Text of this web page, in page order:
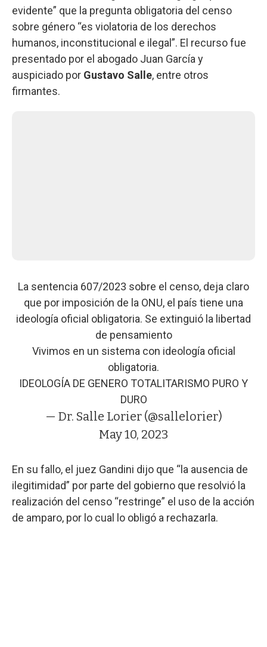
evidente” que la pregunta obligatoria del censo
sobre género “es violatoria de los derechos
humanos, inconstitucional e ilegal”. El recurso fue
presentado por el abogado Juan García y
auspiciado por Gustavo Salle, entre otros
firmantes.
La sentencia 607/2023 sobre el censo, deja claro
que por imposición de la ONU, el país tiene una
ideología oficial obligatoria. Se extinguió la libertad
de pensamiento
Vivimos en un sistema con ideología oficial
obligatoria.
IDEOLOGÍA DE GENERO TOTALITARISMO PURO Y
DURO
— Dr. Salle Lorier (@sallelorier)
May 10, 2023
En su fallo, el juez Gandini dijo que “la ausencia de
ilegitimidad” por parte del gobierno que resolvió la
realización del censo “restringe” el uso de la acción
de amparo, por lo cual lo obligó a rechazarla.